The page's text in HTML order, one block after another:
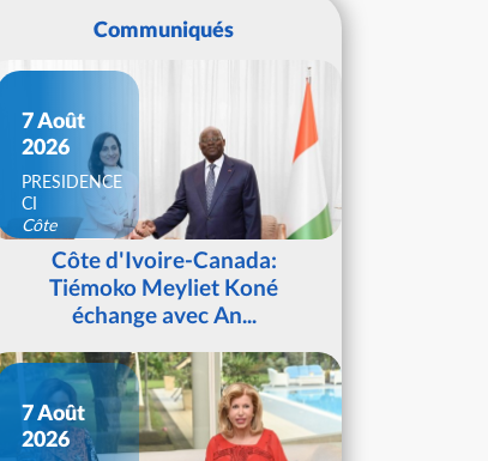
Communiqués
7 Août
2026
PRESIDENCE
CI
Côte
d'IvoireCôte d'Ivoire-Canada:
Tiémoko Meyliet Koné
échange avec An...
7 Août
2026